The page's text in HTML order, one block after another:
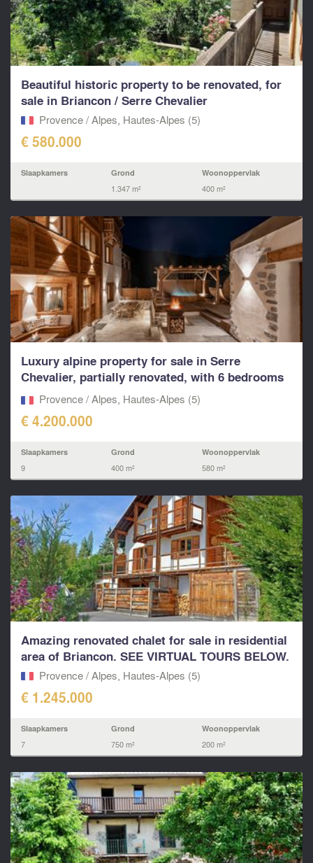
Beautiful historic property to be renovated, for
sale in Briancon / Serre Chevalier
Provence / Alpes, Hautes-Alpes (5)
€ 580.000
Slaapkamers Grond
1.347 m²
Woonoppervlak
400 m²
Luxury alpine property for sale in Serre
Chevalier, partially renovated, with 6 bedrooms
and spa.
Provence / Alpes, Hautes-Alpes (5)
€ 4.200.000
Slaapkamers
9
Grond
400 m²
Woonoppervlak
580 m²
Amazing renovated chalet for sale in residential
area of Briancon. SEE VIRTUAL TOURS BELOW.
Provence / Alpes, Hautes-Alpes (5)
€ 1.245.000
Slaapkamers
7
Grond
750 m²
Woonoppervlak
200 m²